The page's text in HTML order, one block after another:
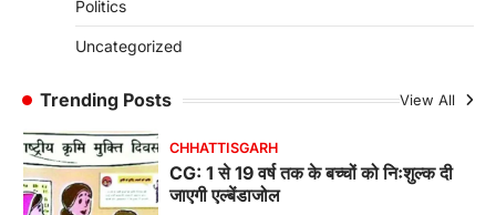
Politics
Uncategorized
Trending Posts View All
बनाने की दिशा में जिले के नगरी…
CHHATTISGARH
CG: 1 से 19 वर्ष तक के बच्चों को निःशुल्क दी
जाएगी एल्बेंडाजोल